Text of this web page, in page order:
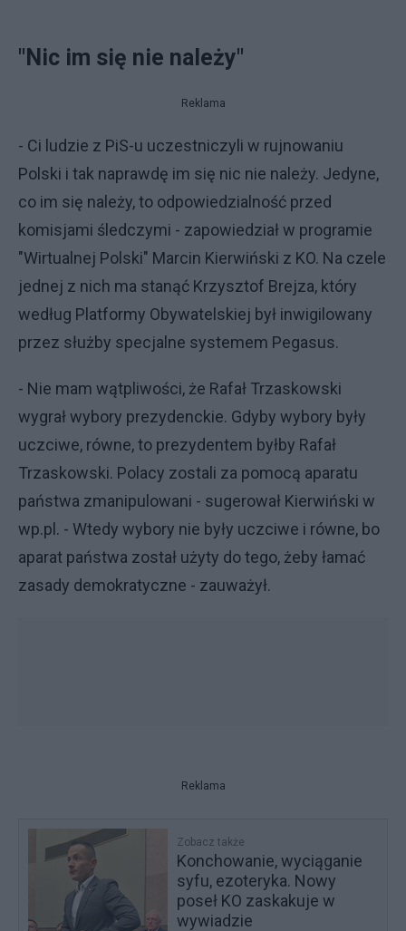
"Nic im się nie należy"
Reklama
- Ci ludzie z PiS-u uczestniczyli w rujnowaniu
Polski i tak naprawdę im się nic nie należy. Jedyne,
co im się należy, to odpowiedzialność przed
komisjami śledczymi - zapowiedział w programie
"Wirtualnej Polski" Marcin Kierwiński z KO. Na czele
jednej z nich ma stanąć Krzysztof Brejza, który
według Platformy Obywatelskiej był inwigilowany
przez służby specjalne systemem Pegasus.
- Nie mam wątpliwości, że Rafał Trzaskowski
wygrał wybory prezydenckie. Gdyby wybory były
uczciwe, równe, to prezydentem byłby Rafał
Trzaskowski. Polacy zostali za pomocą aparatu
państwa zmanipulowani - sugerował Kierwiński w
wp.pl. - Wtedy wybory nie były uczciwe i równe, bo
aparat państwa został użyty do tego, żeby łamać
zasady demokratyczne - zauważył.
Reklama
Zobacz także
Konchowanie, wyciąganie
syfu, ezoteryka. Nowy
poseł KO zaskakuje w
wywiadzie